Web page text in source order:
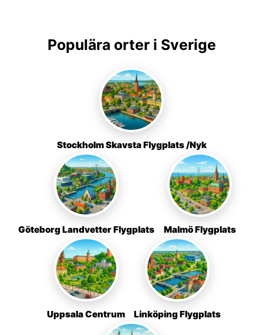
Populära orter i Sverige
Stockholm Skavsta Flygplats /Nyk
Göteborg Landvetter Flygplats Malmö Flygplats
Uppsala Centrum Linköping Flygplats